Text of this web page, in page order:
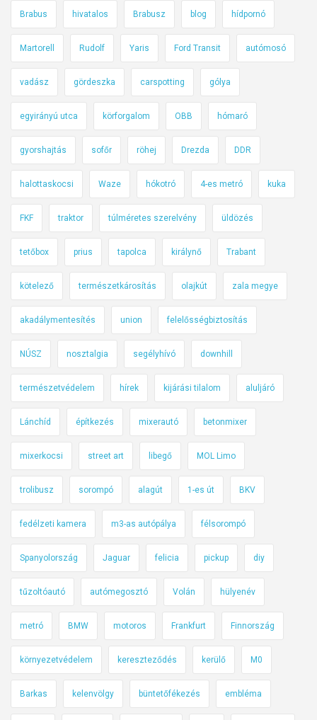
Brabus hivatalos Brabusz blog hídpornó
Martorell Rudolf Yaris Ford Transit autómosó
vadász gördeszka carspotting gólya
egyirányú utca körforgalom OBB hómaró
gyorshajtás sofőr röhej Drezda DDR
halottaskocsi Waze hókotró 4-es metró kuka
FKF traktor túlméretes szerelvény üldözés
tetőbox prius tapolca királynő Trabant
kötelező természetkárosítás olajkút zala megye
akadálymentesítés union felelősségbiztosítás
NÚSZ nosztalgia segélyhívó downhill
természetvédelem hírek kijárási tilalom aluljáró
Lánchíd építkezés mixerautó betonmixer
mixerkocsi street art libegő MOL Limo
trolibusz sorompó alagút 1-es út BKV
fedélzeti kamera m3-as autópálya félsorompó
Spanyolország Jaguar felicia pickup diy
tűzoltóautó autómegosztó Volán hülyenév
metró BMW motoros Frankfurt Finnország
környezetvédelem kereszteződés kerülő M0
Barkas kelenvölgy büntetőfékezés embléma